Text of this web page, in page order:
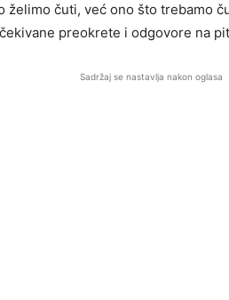
želimo čuti, već ono što trebamo
preokrete i odgovore na
Sadržaj se nastavlja nakon oglasa